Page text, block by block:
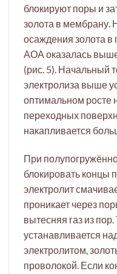
блокируют поры и
золота в мембрану.
осаждения золота
АОА оказалась
(рис. 5). Начальный
электролиза выше
оптимальном росте
переходных
накапливается
При
блокировать концы
электролит
проникает через
вытесняя газ из
устанавливается
электролитом,
проволокой. Если